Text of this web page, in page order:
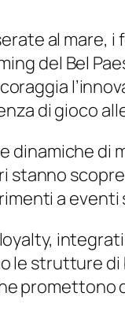
al
del Bel
di gioco
dinamiche di
stanno
a
le strutture